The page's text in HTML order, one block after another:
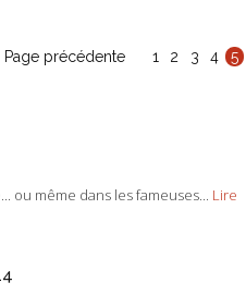
Page précédente 1 2 3 4 5
ou même dans les fameuses...
Lire